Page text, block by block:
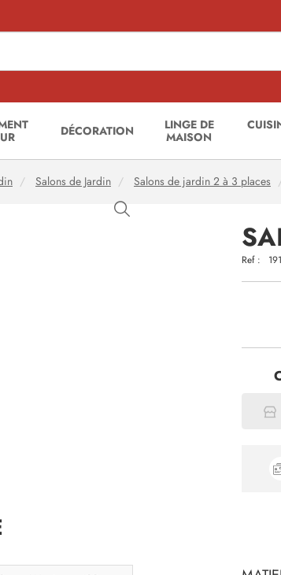
DÉCORATION
LINGE DE
MAISON
Salons de Jardin Salons de jardin 2 à 3 places
Ref :